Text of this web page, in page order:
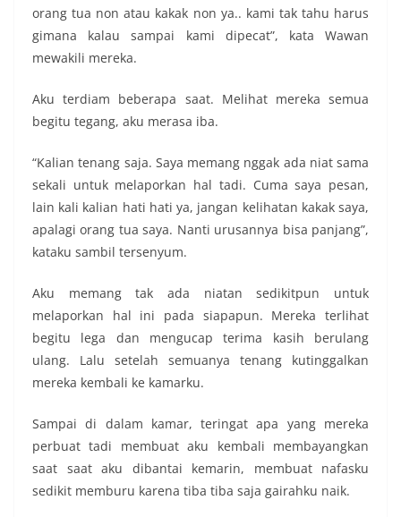
orang tua non atau kakak non ya.. kami tak tahu harus
gimana kalau sampai kami dipecat”, kata Wawan
mewakili mereka.
Aku terdiam beberapa saat. Melihat mereka semua
begitu tegang, aku merasa iba.
“Kalian tenang saja. Saya memang nggak ada niat sama
sekali untuk melaporkan hal tadi. Cuma saya pesan,
lain kali kalian hati hati ya, jangan kelihatan kakak saya,
apalagi orang tua saya. Nanti urusannya bisa panjang”,
kataku sambil tersenyum.
Aku memang tak ada niatan sedikitpun untuk
melaporkan hal ini pada siapapun. Mereka terlihat
begitu lega dan mengucap terima kasih berulang
ulang. Lalu setelah semuanya tenang kutinggalkan
mereka kembali ke kamarku.
Sampai di dalam kamar, teringat apa yang mereka
perbuat tadi membuat aku kembali membayangkan
saat saat aku dibantai kemarin, membuat nafasku
sedikit memburu karena tiba tiba saja gairahku naik.